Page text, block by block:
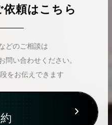
頼はこちら
どのご相談は
問い合わせください。
をお伝えできます